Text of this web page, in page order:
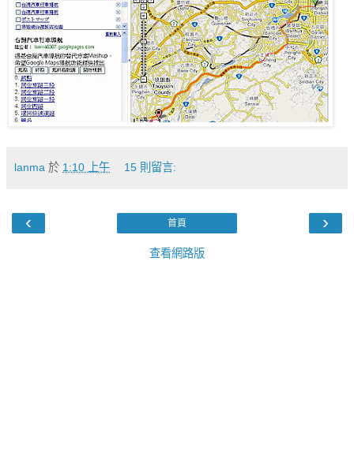
lanma 於 1:10 上午 15 則留言:
‹ ›
首頁
查看網路版